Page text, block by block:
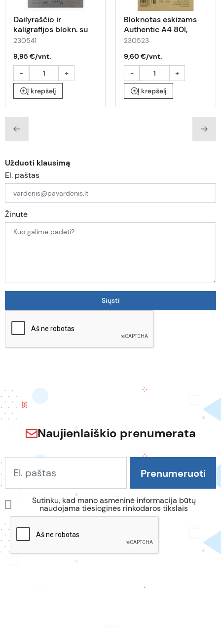
Dailyraščio ir
kaligrafijos blokn. su
spir. A4 50l 100gsm*
230541
9,95 €/vnt.
-
+
Į krepšelį
Bloknotas eskizams
Authentic A4 80l,
135gsm*
230523
9,60 €/vnt.
-
+
Į krepšelį
Užduoti klausimą
El. paštas
Žinutė
Naujienlaiškio prenumerata
Sutinku, kad mano asmeninė informacija būtų
naudojama tiesioginės rinkodaros tikslais